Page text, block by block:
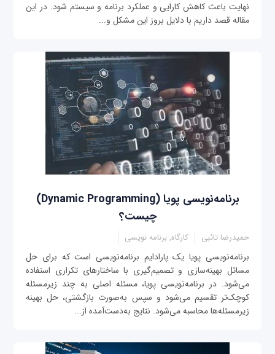
نهایت باعث کاهش کارایی و عملکرد برنامه و سیستم شود. در این
مقاله قصد داریم با دلایل بروز این مشکل و...
برنامه‌نویسی پویا (Dynamic Programming)
چیست؟
حمیدرضا تائبی کارگاه, برنامه نویسی
برنامه‌نویسی پویا یک پارادایم برنامه‌نویسی است که برای حل
مسائل بهینه‌سازی و تصمیم‌گیری با ساختارهای تکراری استفاده
می‌شود. در برنامه‌نویسی پویا، مسئله اصلی به چند زیرمسئله
کوچک‌تر تقسیم می‌شود و سپس به‌صورت بازگشتی، حل بهینه
زیرمسئله‌ها محاسبه می‌شود. نتایج به‌دست‌آمده از...